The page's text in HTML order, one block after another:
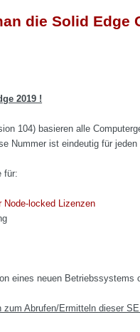
die Solid Edge
2019 !
104) basieren alle
Nummer ist eindeutig für
für:
Node-locked Lizenzen
eines neuen Betriebssystems
zum Abrufen/Ermitteln dieser